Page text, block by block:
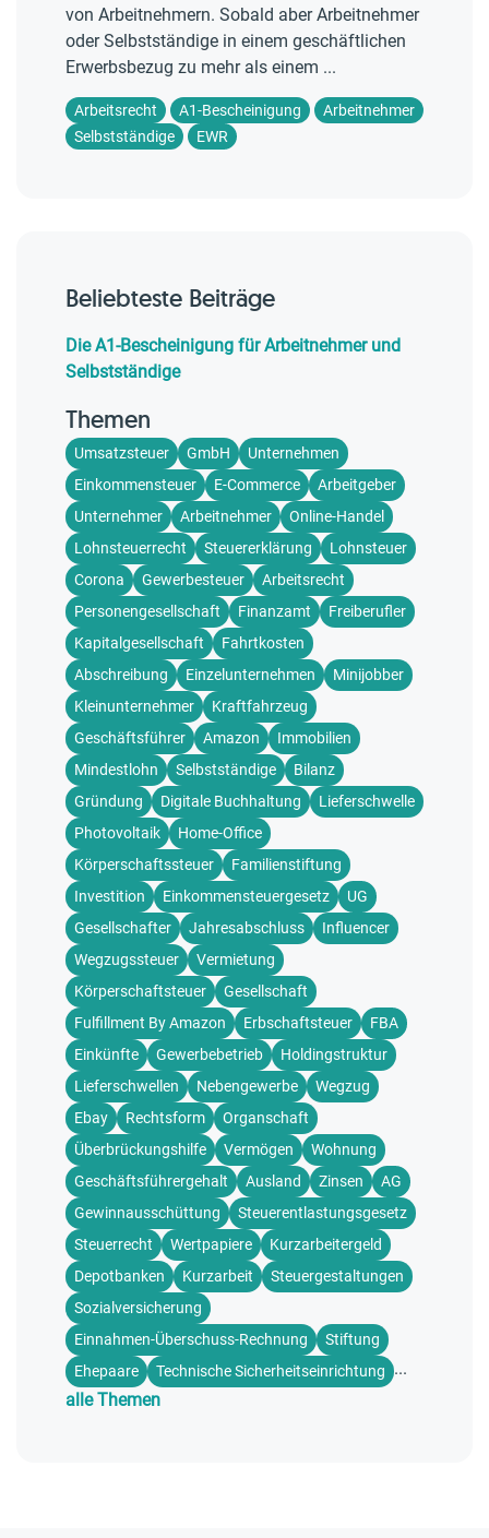
von Arbeitnehmern. Sobald aber Arbeitnehmer
oder Selbstständige in einem geschäftlichen
Erwerbsbezug zu mehr als einem ...
Arbeitsrecht A1-Bescheinigung
Arbeitnehmer
Selbstständige
EWR
Beliebteste Beiträge
Die A1-Bescheinigung für Arbeitnehmer und
Selbstständige
Themen
Umsatzsteuer GmbH
Unternehmen
Einkommensteuer
E-Commerce
Arbeitgeber
Unternehmer
Arbeitnehmer
Online-Handel
Lohnsteuerrecht
Steuererklärung
Lohnsteuer
Corona
Gewerbesteuer
Arbeitsrecht
Personengesellschaft
Finanzamt
Freiberufler
Kapitalgesellschaft
Fahrtkosten
Abschreibung
Einzelunternehmen
Minijobber
Kleinunternehmer
Kraftfahrzeug
Geschäftsführer
Amazon
Immobilien
Mindestlohn
Selbstständige
Bilanz
Gründung
Digitale Buchhaltung
Lieferschwelle
Photovoltaik
Home-Office
Körperschaftssteuer
Familienstiftung
Investition
Einkommensteuergesetz
UG
Gesellschafter
Jahresabschluss
Influencer
Wegzugssteuer
Vermietung
Körperschaftsteuer
Gesellschaft
Fulfillment By Amazon
Erbschaftsteuer
FBA
Einkünfte
Gewerbebetrieb
Holdingstruktur
Lieferschwellen
Nebengewerbe
Wegzug
Ebay
Rechtsform
Organschaft
Überbrückungshilfe
Vermögen
Wohnung
Geschäftsführergehalt
Ausland Zinsen
AG
Gewinnausschüttung
Steuerentlastungsgesetz
Steuerrecht
Wertpapiere
Kurzarbeitergeld
Depotbanken
Kurzarbeit
Steuergestaltungen
Sozialversicherung
Einnahmen-Überschuss-Rechnung
Stiftung
Ehepaare
Technische Sicherheitseinrichtung
...
alle Themen